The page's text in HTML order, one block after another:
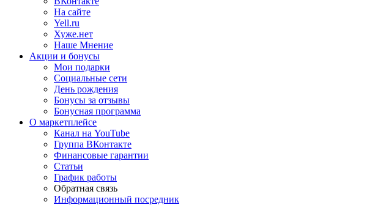
На сайте
Yell.ru
Хуже.нет
Наше Мнение
Акции и бонусы
Мои подарки
Социальные сети
День рождения
Бонусы за отзывы
Бонусная программа
О маркетплейсе
Канал на YouTube
Группа ВКонтакте
Финансовые гарантии
Статьи
График работы
Обратная связь
Информационный посредник